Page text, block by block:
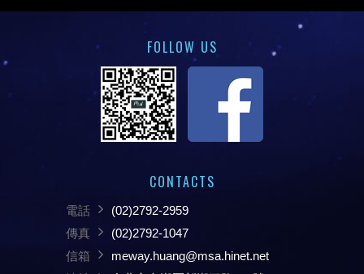
FOLLOW US
CONTACTS
電話
(02)2792-2959
傳真
(02)2792-1047
信箱
meway.huang@msa.hinet.net